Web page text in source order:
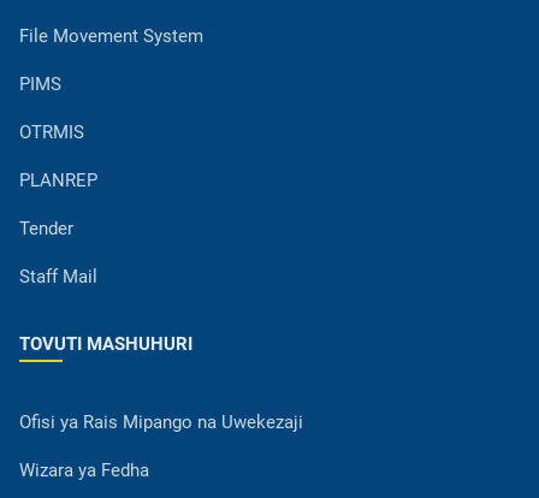
File Movement System
PIMS
OTRMIS
PLANREP
Tender
Staff Mail
TOVUTI MASHUHURI
Ofisi ya Rais Mipango na Uwekezaji
Wizara ya Fedha